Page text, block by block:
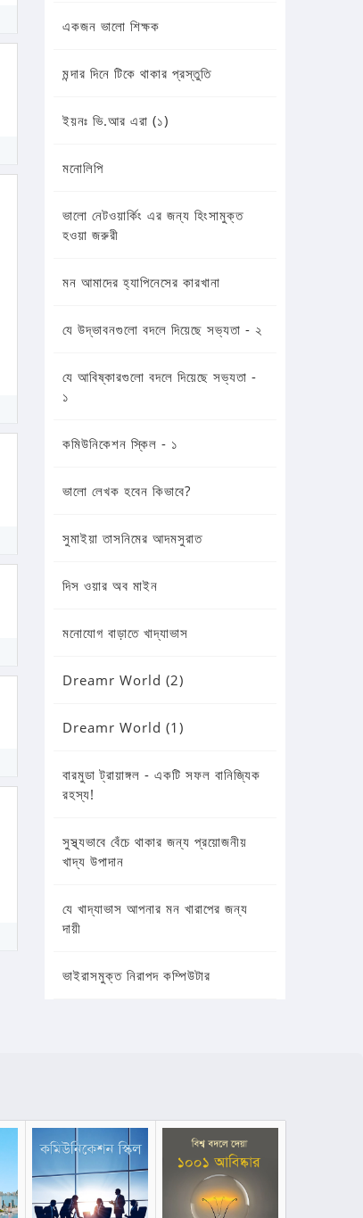
একজন ভালো শিক্ষক
মন্দার দিনে টিকে থাকার প্রস্তুতি
ইয়নঃ ভি.আর এরা (১)
মনোলিপি
ভালো নেটওয়ার্কিং এর জন্য হিংসামুক্ত
হওয়া জরুরী
মন আমাদের হ্যাপিনেসের কারখানা
যে উদ্ভাবনগুলো বদলে দিয়েছে সভ্যতা - ২
যে আবিষ্কারগুলো বদলে দিয়েছে সভ্যতা -
১
কমিউনিকেশন স্কিল - ১
ভালো লেখক হবেন কিভাবে?
সুমাইয়া তাসনিমের আদমসুরাত
দিস ওয়ার অব মাইন
মনোযোগ বাড়াতে খাদ্যাভাস
Dreamr World (2)
Dreamr World (1)
বারমুডা ট্রায়াঙ্গল - একটি সফল বানিজ্যিক
রহস্য!
সুস্থ্যভাবে বেঁচে থাকার জন্য প্রয়োজনীয়
খাদ্য উপাদান
যে খাদ্যাভাস আপনার মন খারাপের জন্য
দায়ী
ভাইরাসমুক্ত নিরাপদ কম্পিউটার